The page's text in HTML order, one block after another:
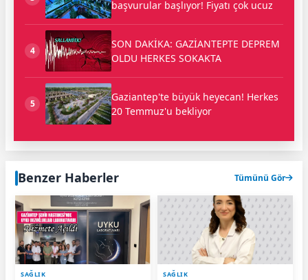
başvurular başlıyor! Fiyatı çok ucuz
4
SON DAKİKA: GAZİANTEPTE DEPREM
OLDU HERKES SOKAKTA
5
Gaziantep'te büyük heyecan! Herkes
20 Temmuz'u bekliyor
Benzer Haberler Tümünü Gör
SAĞLIK SAĞLIK